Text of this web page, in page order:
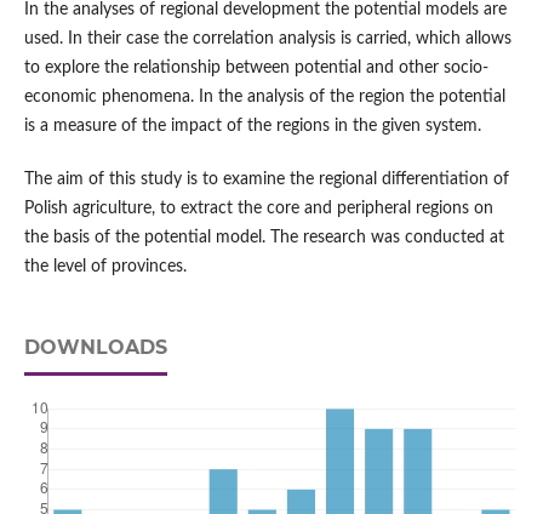
In the analyses of regional development the potential models are
used. In their case the correlation analysis is carried, which allows
to explore the relationship between potential and other socio-
economic phenomena. In the analysis of the region the potential
is a measure of the impact of the regions in the given system.
The aim of this study is to examine the regional differentiation of
Polish agriculture, to extract the core and peripheral regions on
the basis of the potential model. The research was conducted at
the level of provinces.
DOWNLOADS